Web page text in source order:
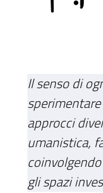
Il senso di
approcci
umanistica,
gli spazi